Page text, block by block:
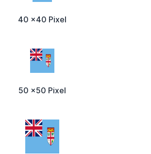
40 x40 Pixel
50 x50 Pixel